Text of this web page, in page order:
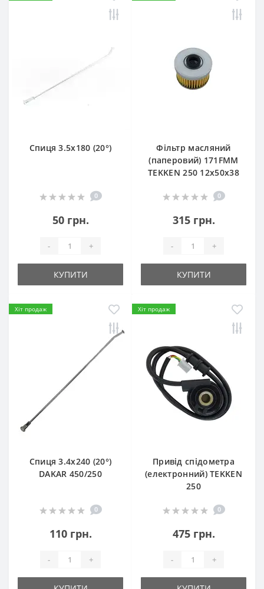
Спиця 3.5х180 (20°)
0
50 грн.
- +
КУПИТИ
Фільтр масляний
(паперовий) 171FMM
TEKKEN 250 12х50х38
0
315 грн.
- +
КУПИТИ
Хіт продаж
Спиця 3.4х240 (20°)
DAKAR 450/250
0
110 грн.
- +
Хіт продаж
Привід спідометра
(електронний) TEKKEN
250
0
475 грн.
- +